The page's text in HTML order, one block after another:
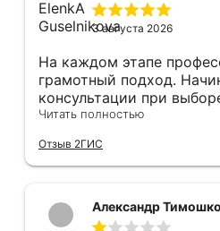
3 августа 2026
На каждом этапе
грамотный подход.
консультации при
оперативным замером,
оформление двери -
Рекомендуем и
Читать полностью
Отзыв 2ГИС
Александр